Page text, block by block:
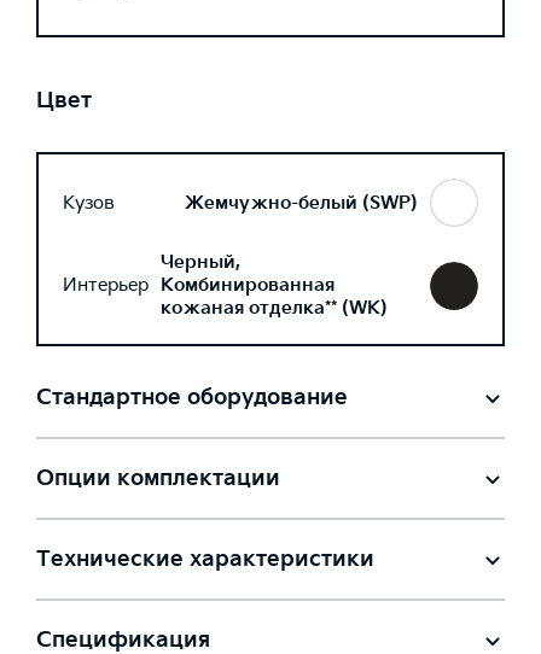
Цвет
Кузов Жемчужно-белый (SWP)
Интерьер
Черный,
Комбинированная
кожаная отделка** (WK)
Стандартное оборудование
Опции комплектации
Технические характеристики
Спецификация